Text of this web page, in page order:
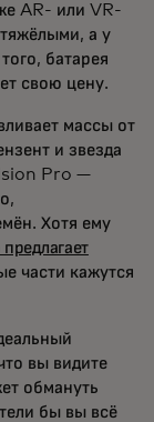
AR- или VR-
а у
батарея
свою цену.
массы от
и звезда
Pro —
Хотя ему
части кажутся
вы видите
обмануть
бы вы всё